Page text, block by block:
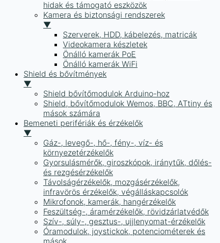
hidak és támogató eszközök
Kamera és biztonsági rendszerek
▼
Szerverek, HDD, kábelezés, matricák
Videokamera készletek
Önálló kamerák PoE
Önálló kamerák WiFi
Shield és bővítmények
▼
Shield bővítőmodulok Arduino-hoz
Shield, bővítőmodulok Wemos, BBC, ATtiny és
mások számára
Bemeneti perifériák és érzékelők
▼
Gáz-, levegő-, hő-, fény-, víz- és
környezetérzékelők
Gyorsulásmérők, giroszkópok, iránytűk, dőlés-
és rezgésérzékelők
Távolságérzékelők, mozgásérzékelők,
infravörös érzékelők, végálláskapcsolók
Mikrofonok, kamerák, hangérzékelők
Feszültség-, áramérzékelők, rövidzárlatvédők
Szív-, súly-, gesztus-, ujjlenyomat-érzékelők
Óramodulok, joystickok, potenciométerek és
mások